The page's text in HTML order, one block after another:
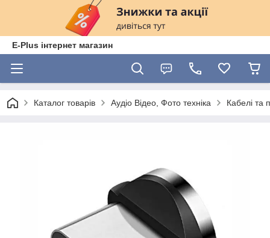
E-Plus інтернет магазин
Каталог товарів Аудіо Відео, Фото техніка Кабелі та